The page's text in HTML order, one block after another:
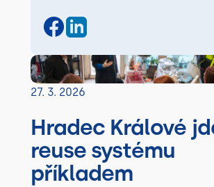
27. 3. 2026
Hradec Králové
reuse systému
příkladem